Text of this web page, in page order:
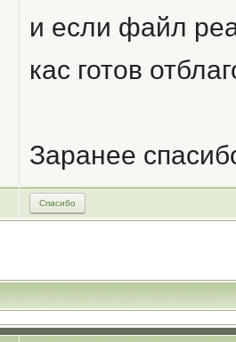
и если файл
кас готов
Заранее
Спасибо